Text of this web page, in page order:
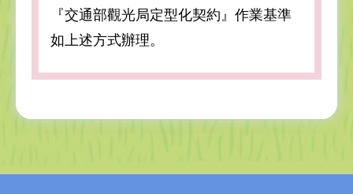
『交通部觀光局定型化契約』作業基準
如上述方式辦理。